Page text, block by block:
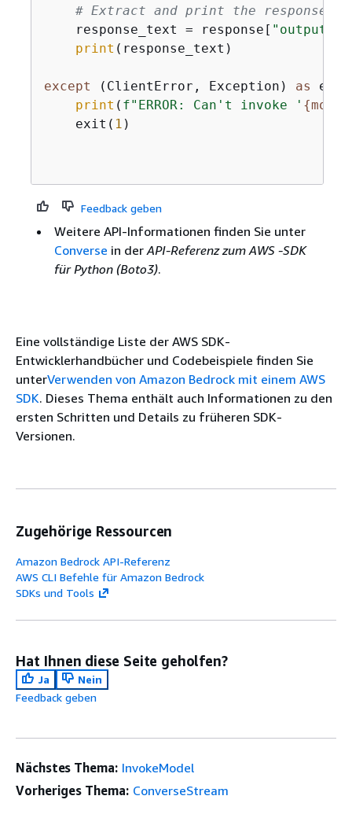
# Extract and print the response
    response_text = response[
"output"
print (response_text)
except (ClientError, Exception) as e:
print ( f"ERROR: Can't invoke ' {
    exit(
1 )
Feedback geben
Weitere API-Informationen finden Sie unter
Converse in derAPI-Referenz zum AWS -SDK
für Python (Boto3).
Eine vollständige Liste der AWS SDK-
Entwicklerhandbücher und Codebeispiele finden Sie
unterVerwenden von Amazon Bedrock mit einem AWS
SDK. Dieses Thema enthält auch Informationen zu den
ersten Schritten und Details zu früheren SDK-
Versionen.
Zugehörige Ressourcen
Amazon Bedrock API-Referenz
AWS CLI Befehle für Amazon Bedrock
SDKs und Tools
Hat Ihnen diese Seite geholfen?
Ja
Nein
Feedback geben
Nächstes Thema: InvokeModel
Vorheriges Thema: ConverseStream